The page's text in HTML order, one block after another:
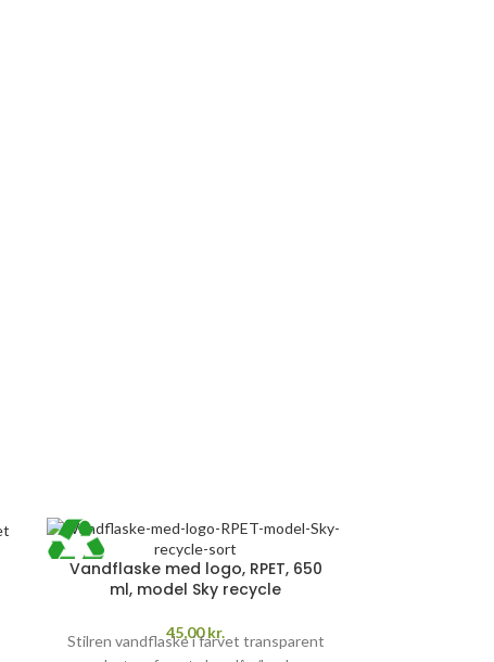
Vandflaske med logo, RPET, 650
ml, model Sky recycle
45,00kr.
Stilren vandflaske i farvet transparent